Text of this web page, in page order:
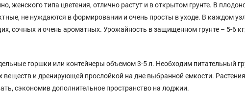
женского типа цветения, отлично растут и в открытом грунте. В
не нуждаются в формировании и очень просты в уходе. В каждом
сочных и очень ароматных. Урожайность в защищенном грунте – 5-6
горшки или контейнеры объемом 3-5 л. Необходим питательный
веществ и дренирующей прослойкой на дне выбранной емкости.
сэкономив дополнительное пространство на лоджии.